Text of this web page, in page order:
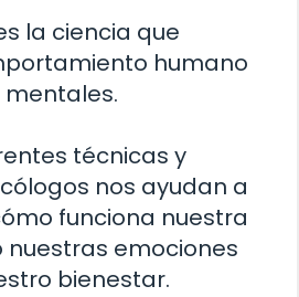
la ciencia que
humano
mentales.
técnicas y
nos ayudan a
funciona nuestra
nuestras emociones
bienestar.